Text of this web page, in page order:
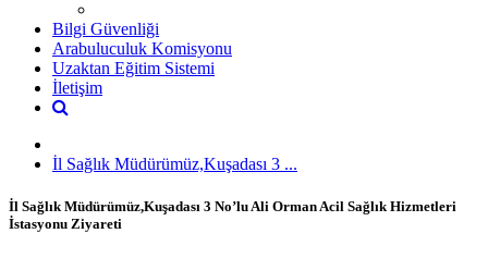
Bilgi Güvenliği
Arabuluculuk Komisyonu
Uzaktan Eğitim Sistemi
İletişim
İl Sağlık Müdürümüz,Kuşadası 3 ...
İl Sağlık Müdürümüz,Kuşadası 3 No’lu Ali Orman Acil Sağlık Hizmetleri
İstasyonu Ziyareti